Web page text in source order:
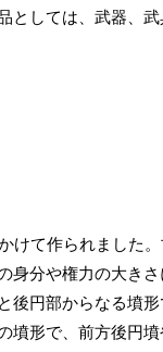
しては、武器、
けて作られました
身分や権力の大き
円部からなる墳
墳形で、前方後円